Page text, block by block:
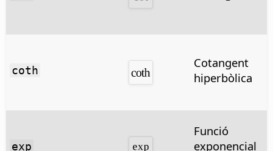
coth
Cotangent
hiperbòlica
exp
Funció
exponencial